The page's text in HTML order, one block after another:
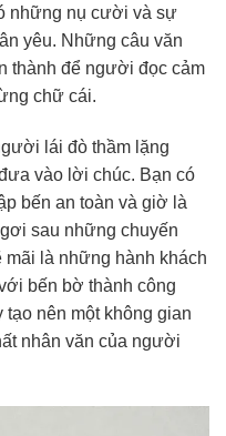
những nụ cười và sự
yêu. Những câu văn
thành để người đọc cảm
chữ cái.
lái đò thầm lặng
vào lời chúc. Bạn có
bến an toàn và giờ là
sau những chuyến
mãi là những hành khách
bến bờ thành công
tạo nên một không gian
nhân văn của người